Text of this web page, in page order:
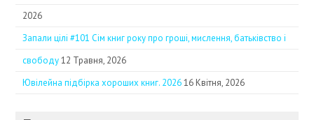
2026
Запали цілі #101 Сім книг року про гроші, мислення, батьківство і
свободу 12 Травня, 2026
Ювілейна підбірка хороших книг. 2026 16 Квітня, 2026